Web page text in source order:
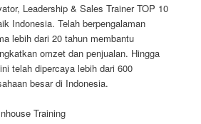
Leadership & Sales Trainer TOP 10
Indonesia. Telah berpengalaman
lebih dari 20 tahun membantu
omzet dan penjualan. Hingga
telah dipercaya lebih dari 600
besar di Indonesia.
Training